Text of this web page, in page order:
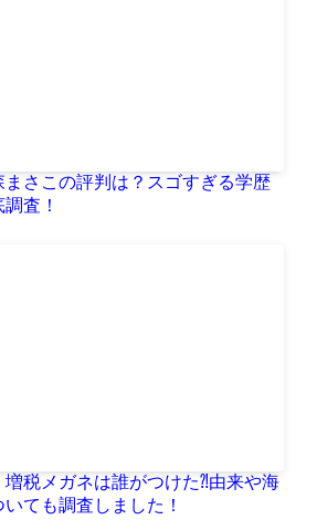
まさこの評判は？スゴすぎる学歴
査！
増税メガネは誰がつけた⁈由来や海
ても調査しました！